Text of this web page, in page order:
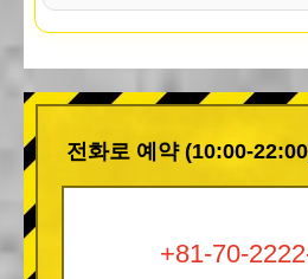
전화로 예약 (10:00-
+81-70-